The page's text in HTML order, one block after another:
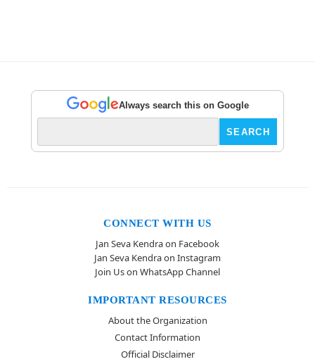
Always search this on Google
CONNECT WITH US
Jan Seva Kendra on Facebook
Jan Seva Kendra on Instagram
Join Us on WhatsApp Channel
IMPORTANT RESOURCES
About the Organization
Contact Information
Official Disclaimer